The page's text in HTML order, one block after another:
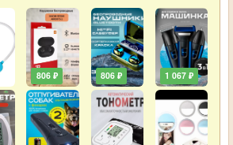
806 ₽ 806 ₽ 1 067 ₽